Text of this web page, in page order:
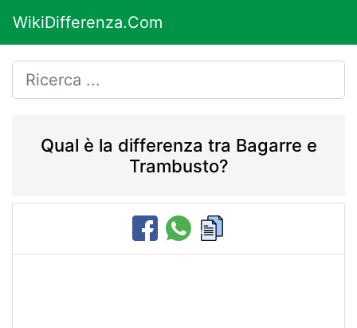
WikiDifferenza.Com
Qual è la differenza tra Bagarre e
Trambusto?